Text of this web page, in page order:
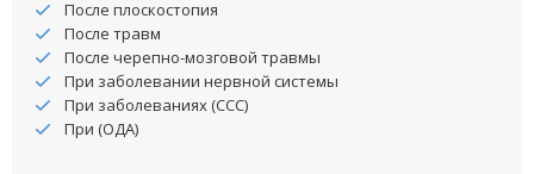
После плоскостопия
После травм
После черепно-мозговой травмы
При заболевании нервной системы
При заболеваниях (ССС)
При (ОДА)